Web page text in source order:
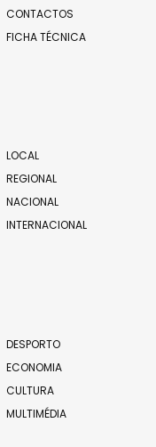
CONTACTOS
FICHA TÉCNICA
LOCAL
REGIONAL
NACIONAL
INTERNACIONAL
DESPORTO
ECONOMIA
CULTURA
MULTIMÉDIA